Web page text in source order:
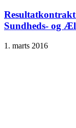
Resultatkontrakt
Sundheds- og
1. marts 2016